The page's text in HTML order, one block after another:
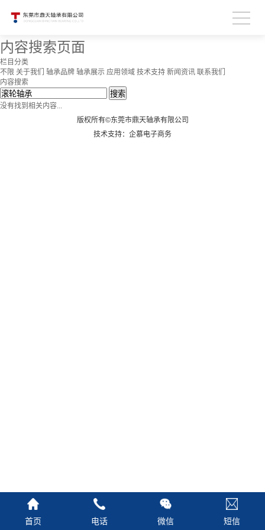
内容搜索页面
栏目分类
不限 关于我们 轴承品牌 轴承展示 应用领域 技术支持 新闻资讯 联系我们
内容搜索
搜索
没有找到相关内容...
首页 电话 微信 短信
版权所有©东莞市鼎天轴承有限公司
技术支持：企慕电子商务